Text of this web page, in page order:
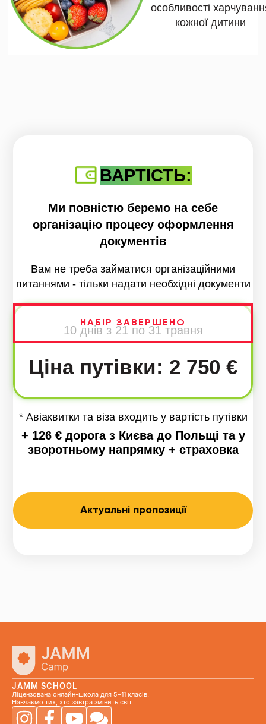
особливості
кожної дитини
ВАРТІСТЬ:
Ми повністю беремо на себе
організацію процесу оформлення
документів
Вам не треба займатися організаційними
питаннями - тільки надати необхідні документи
10 днів з 21 по 31 травня
Ціна путівки: 2 750 €
* Авіаквитки та віза входить у вартість путівки
+ 126 € дорога з Києва до Польщі та у
зворотньому напрямку + страховка
Актуальні пропозиції
НАБІР ЗАВЕРШЕНО
JAMM SCHOOL
Ліцензована онлайн-школа для 5–11 класів.
Навчаємо тих, хто завтра змінить світ.